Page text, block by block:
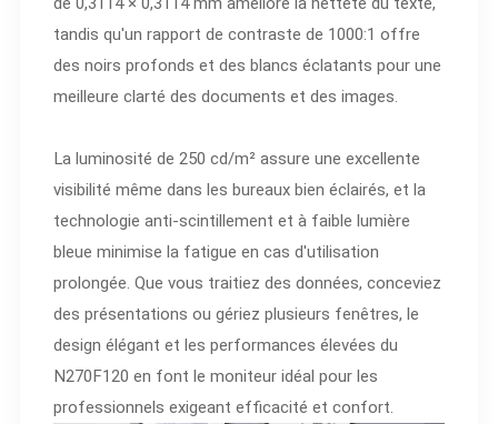
tandis qu'un rapport de contraste de 1000:1 offre
des noirs profonds et des blancs éclatants pour une
meilleure clarté des documents et des images.
La luminosité de 250 cd/m² assure une excellente
visibilité même dans les bureaux bien éclairés, et la
technologie anti-scintillement et à faible lumière
bleue minimise la fatigue en cas d'utilisation
prolongée. Que vous traitiez des données, conceviez
des présentations ou gériez plusieurs fenêtres, le
design élégant et les performances élevées du
N270F120 en font le moniteur idéal pour les
professionnels exigeant efficacité et confort.